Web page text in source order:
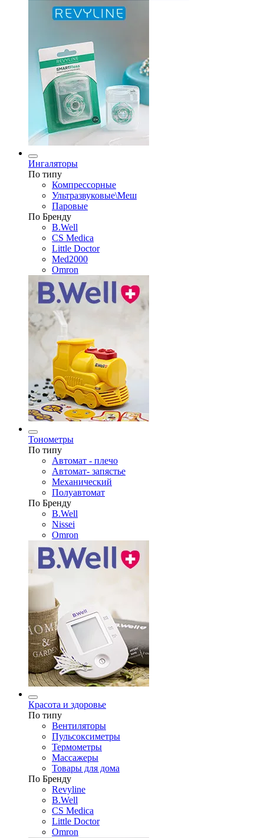
Ингаляторы
По типу
Компрессорные
Ультразвуковые\Меш
Паровые
По Бренду
B.Well
CS Medica
Little Doctor
Med2000
Omron
Тонометры
По типу
Автомат - плечо
Автомат- запястье
Механический
Полуавтомат
По Бренду
B.Well
Nissei
Omron
Красота и здоровье
По типу
Вентиляторы
Пульсоксиметры
Термометры
Массажеры
Товары для дома
По Бренду
Revyline
B.Well
CS Medica
Little Doctor
Omron